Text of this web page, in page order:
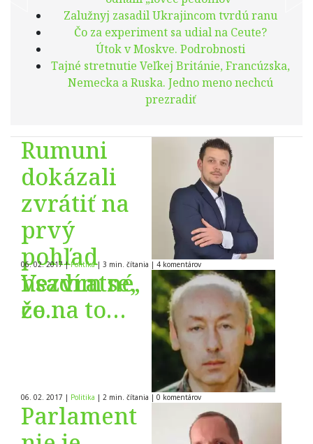
Zalužnyj zasadil Ukrajincom tvrdú ranu
Čo za experiment sa udial na Ceute?
Útok v Moskve. Podrobnosti
Tajné stretnutie Veľkej Británie, Francúzska,
Nemecka a Ruska. Jedno meno nechcú
prezradiť
Rumuni
dokázali
zvrátiť na
prvý
pohľad
nezvratné,
čo na to
06. 02. 2017| Politika | 3 min. čítania | 4 komentárov
Vsadím se,
že…
06. 02. 2017 | Politika | 2 min. čítania | 0 komentárov
Parlament